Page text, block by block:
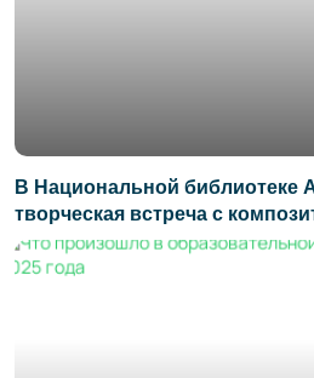
В Национальной библиотеке
творческая встреча с